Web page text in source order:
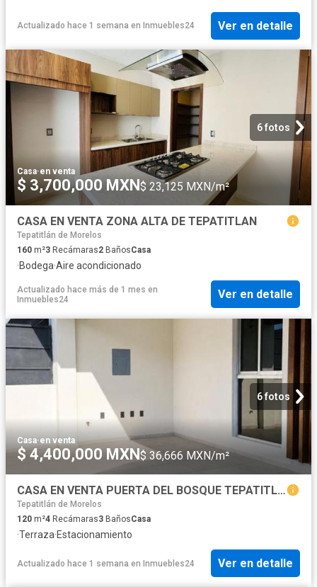
Actualizado hace 1 semana en Inmuebles24 Ver en detalle
6 fotos
Casa·en venta
$ 3,700,000 MXN$ 23,125 MXN/m²
CASA EN VENTA ZONA ALTA DE TEPATITLAN
Tepatitlán de Morelos
160 m²3 Recámaras2 BañosCasa
·Bodega·Aire acondicionado
Actualizado hace más de 1 mes en
Inmuebles24
Ver en detalle
6 fotos
Casa·en venta
$ 4,400,000 MXN$ 36,666 MXN/m²
CASA EN VENTA PUERTA DEL BOSQUE TEPATITLAN
Tepatitlán de Morelos
120 m²4 Recámaras3 BañosCasa
·Terraza·Estacionamiento
Actualizado hace 1 semana en Inmuebles24 Ver en detalle